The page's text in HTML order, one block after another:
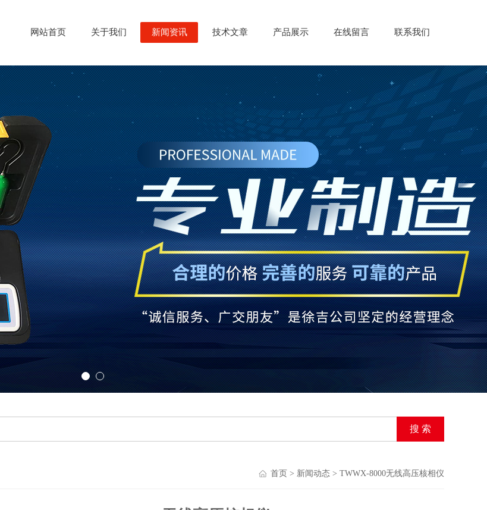
网站首页 关于我们 新闻资讯 技术文章 产品展示 在线留言 联系我们
首页 > 新闻动态 > TWWX-8000无线高压核相仪